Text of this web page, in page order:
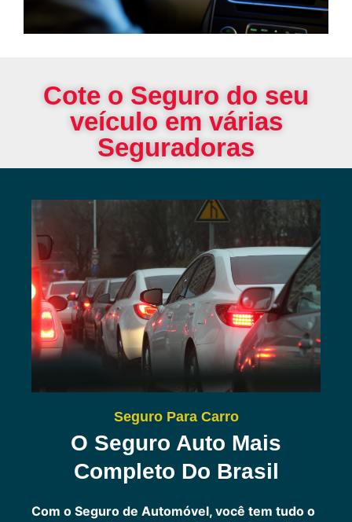
Cote o Seguro do seu
veículo em várias
Seguradoras
Seguro Para Carro
O Seguro Auto Mais
Completo Do Brasil
Com o Seguro de Automóvel, você tem tudo o